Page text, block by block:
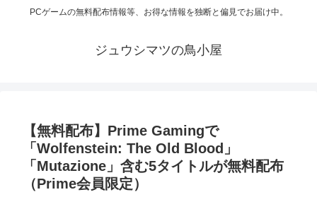
PCゲームの無料配布情報等、お得な情報を独断と偏見でお届け中。
ジュウシマツの鳥小屋
【無料配布】Prime Gamingで
「Wolfenstein: The Old Blood」
「Mutazione」含む5タイトルが無料配布
（Prime会員限定）